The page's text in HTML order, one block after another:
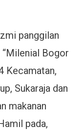
panggilan
Bogor
Kecamatan,
Sukaraja dan
makanan
pada,